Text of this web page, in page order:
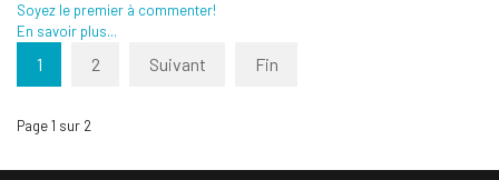
Soyez le premier à commenter!
En savoir plus...
1 2 Suivant Fin
Page 1 sur 2